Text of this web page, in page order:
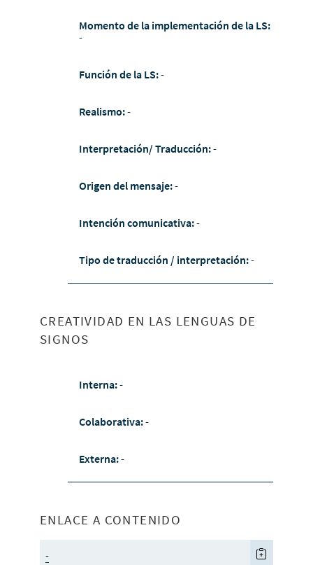
Momento de la implementación de la LS:
-
Función de la LS:-
Realismo:-
Interpretación/ Traducción:-
Origen del mensaje:-
Intención comunicativa:-
Tipo de traducción / interpretación:-
CREATIVIDAD EN LAS LENGUAS DE
SIGNOS
Interna:-
Colaborativa:-
Externa:-
ENLACE A CONTENIDO
-